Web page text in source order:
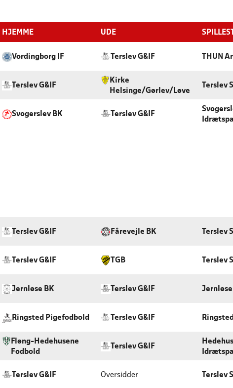
HJEMME UDE
Vordingborg IF Terslev G&IF THUN
Terslev G&IF
Kirke
Helsinge/Gørlev/Løve
Terslev
Svogerslev BK Terslev G&IF
Terslev G&IF Fårevejle BK Terslev
Terslev G&IF TGB Terslev
Jernløse BK Terslev G&IF
Ringsted Pigefodbold Terslev G&IF
Fløng-Hedehusene
Fodbold
Terslev G&IF
Terslev G&IF Oversidder Terslev